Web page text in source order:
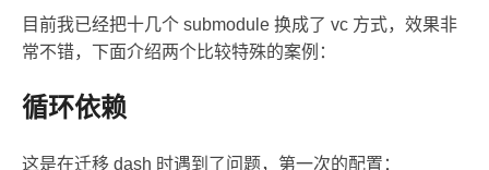
目前我已经把十几个 submodule 换成了 vc 方式，效果非
常不错，下面介绍两个比较特殊的案例：
循环依赖
这是在迁移 dash 时遇到了问题，第一次的配置：